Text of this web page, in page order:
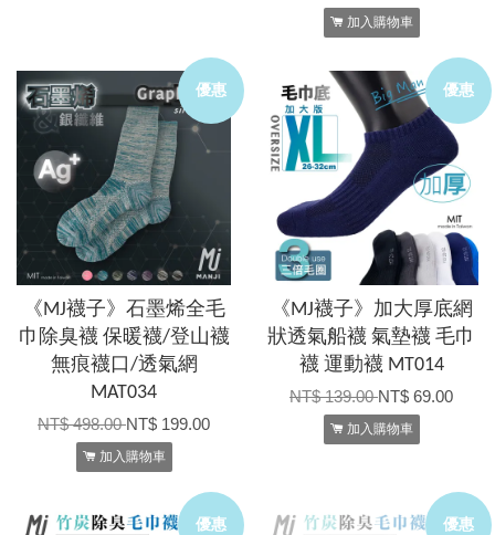
加入購物車
優惠
《MJ襪子》石墨烯全毛
巾除臭襪 保暖襪/登山襪
無痕襪口/透氣網
MAT034
NT$ 498.00NT$ 199.00
加入購物車
優惠
《MJ襪子》加大厚底網
狀透氣船襪 氣墊襪 毛巾
襪 運動襪 MT014
NT$ 139.00NT$ 69.00
加入購物車
優惠 優惠